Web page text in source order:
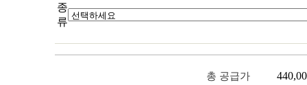
종
류
총 공급가